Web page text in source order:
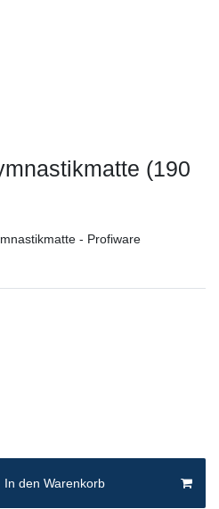
(190
- Profiware
In den Warenkorb